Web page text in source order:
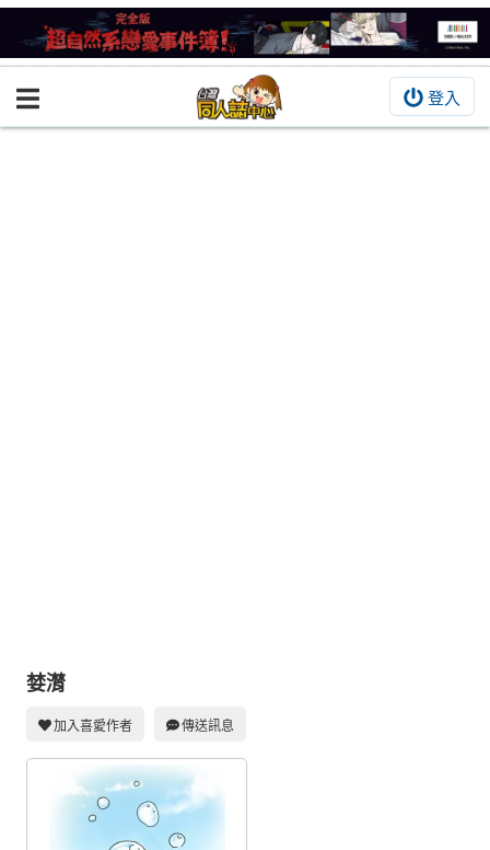
登入
BOOKY書集倉庫
攤位轉讓區
會員功能選單
會員中心
註冊會員
婪潸
加入喜愛作者 傳送訊息